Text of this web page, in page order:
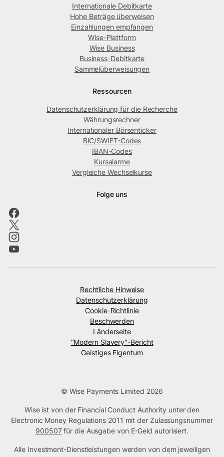
Internationale Debitkarte
Hohe Beträge überweisen
Einzahlungen empfangen
Wise-Plattform
Wise Business
Business-Debitkarte
Sammelüberweisungen
Ressourcen
Datenschutzerklärung für die Recherche
Währungsrechner
Internationaler Börsenticker
BIC/SWIFT-Codes
IBAN-Codes
Kursalarme
Vergleiche Wechselkurse
Folge uns
Rechtliche Hinweise
Datenschutzerklärung
Cookie-Richtlinie
Beschwerden
Länderseite
"Modern Slavery"-Bericht
Geistiges Eigentum
© Wise Payments Limited 2026
Wise ist von der Financial Conduct Authority unter den
Electronic Money Regulations 2011 mit der Zulassungsnummer
900507für die Ausgabe von E-Geld autorisiert.
Alle Investment-Dienstleistungen werden von dem jeweiligen